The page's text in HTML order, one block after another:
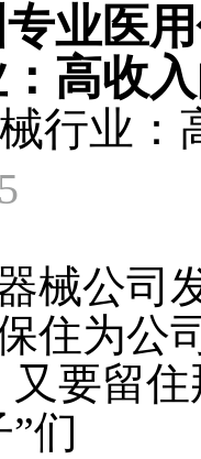
业医
高收
行业：
械公司
住为公
又要留
们